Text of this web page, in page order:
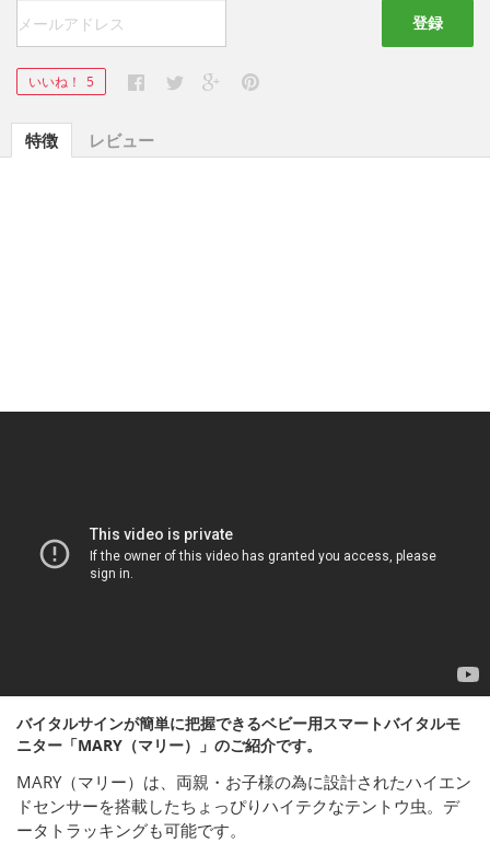
登録
いいね！ 5
特徴 レビュー
バイタルサインが簡単に把握できるベビー用スマートバイタルモ
ニター「MARY（マリー）」のご紹介です。
MARY（マリー）は、両親・お子様の為に設計されたハイエン
ドセンサーを搭載したちょっぴりハイテクなテントウ虫。デ
ータトラッキングも可能です。